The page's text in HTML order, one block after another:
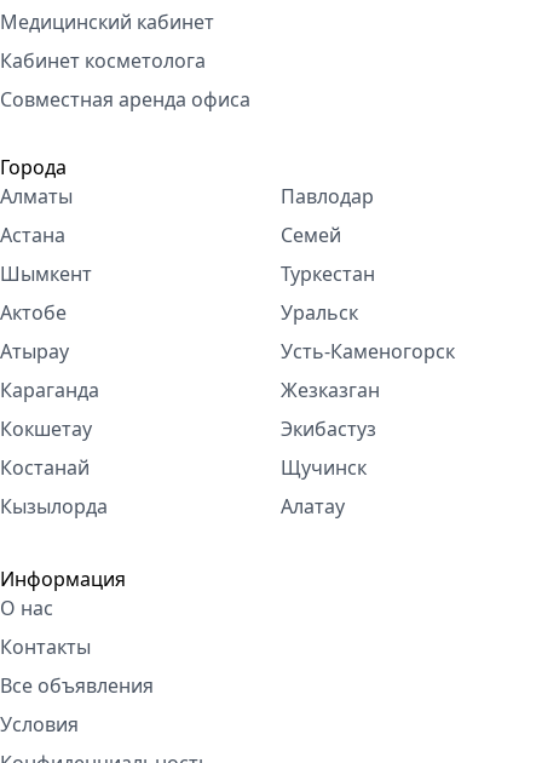
Медицинский кабинет
Кабинет косметолога
Совместная аренда офиса
Города
Алматы
Астана
Шымкент
Актобе
Атырау
Караганда
Кокшетау
Костанай
Кызылорда
Павлодар
Семей
Туркестан
Уральск
Усть-Каменогорск
Жезказган
Экибастуз
Щучинск
Алатау
Информация
О нас
Контакты
Все объявления
Условия